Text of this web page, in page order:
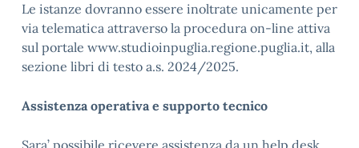
Le istanze dovranno essere inoltrate unicamente per
via telematica attraverso la procedura on-line attiva
sul portale www.studioinpuglia.regione.puglia.it, alla
sezione libri di testo a.s. 2024/2025.
Assistenza operativa e supporto tecnico
Sara’ possibile ricevere assistenza da un help desk